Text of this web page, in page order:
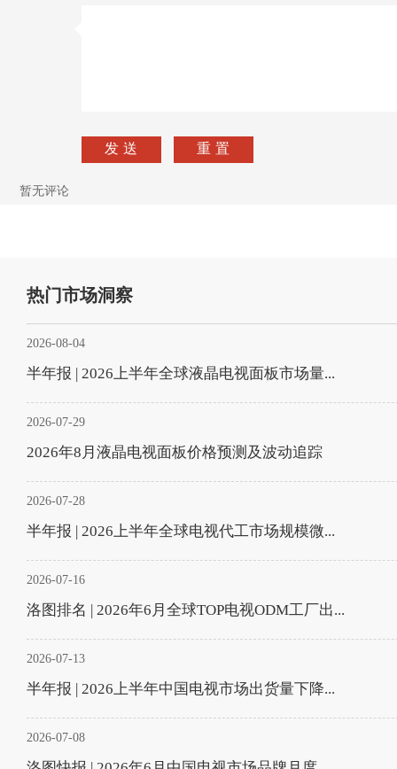
暂无评论
热门市场洞察
2026-08-04
半年报 | 2026上半年全球液晶电视面板市场量...
2026-07-29
2026年8月液晶电视面板价格预测及波动追踪
2026-07-28
半年报 | 2026上半年全球电视代工市场规模微...
2026-07-16
洛图排名 | 2026年6月全球TOP电视ODM工厂出...
2026-07-13
半年报 | 2026上半年中国电视市场出货量下降...
2026-07-08